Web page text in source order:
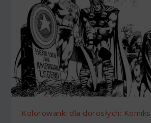
Kolorowanki dla dorosłych: Komiks